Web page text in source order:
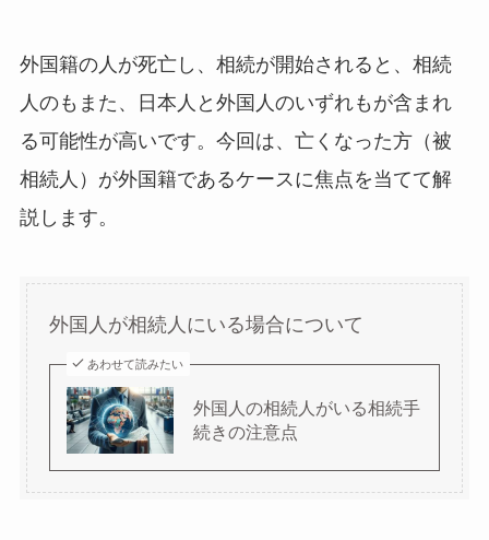
外国籍の人が死亡し、相続が開始されると、相続
人のもまた、日本人と外国人のいずれもが含まれ
る可能性が高いです。今回は、亡くなった方（被
相続人）が外国籍であるケースに焦点を当てて解
説します。
外国人が相続人にいる場合について
あわせて読みたい
外国人の相続人がいる相続手
続きの注意点